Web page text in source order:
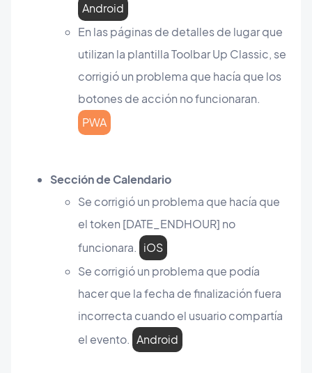
Android
En las páginas de detalles de lugar que
utilizan la plantilla Toolbar Up Classic, se
corrigió un problema que hacía que los
botones de acción no funcionaran.
PWA
Sección de Calendario
Se corrigió un problema que hacía que
el token [DATE_ENDHOUR] no
funcionara. iOS
Se corrigió un problema que podía
hacer que la fecha de finalización fuera
incorrecta cuando el usuario compartía
el evento. Android